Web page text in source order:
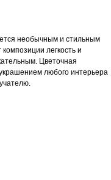
необычным и стильным
легкость и
Цветочная
любого интерьера